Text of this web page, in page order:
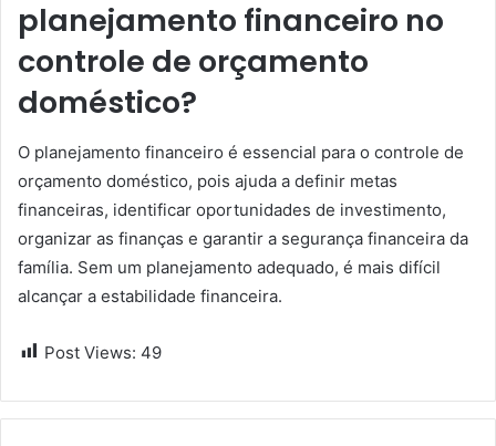
planejamento financeiro no
controle de orçamento
doméstico?
O planejamento financeiro é essencial para o controle de
orçamento doméstico, pois ajuda a definir metas
financeiras, identificar oportunidades de investimento,
organizar as finanças e garantir a segurança financeira da
família. Sem um planejamento adequado, é mais difícil
alcançar a estabilidade financeira.
Post Views: 49